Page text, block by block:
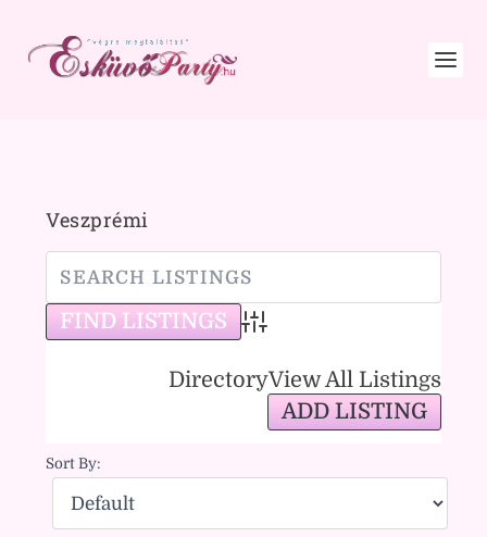
Veszprémi
Advanced Search
DirectoryView All Listings
ADD LISTING
Sort By: